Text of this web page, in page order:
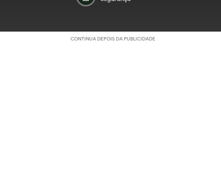
CONTINUA DEPOIS DA PUBLICIDADE